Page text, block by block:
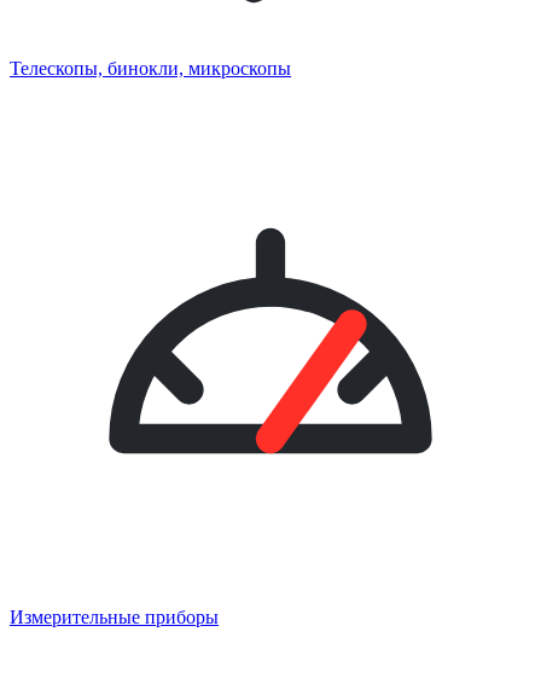
Телескопы, бинокли, микроскопы
Измерительные приборы